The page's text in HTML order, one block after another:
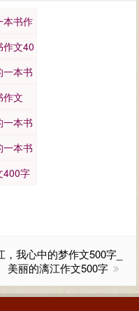
本书作
作文40
一本书
作文
一本书
一本书
400字
，我心中的梦作文500字_
美丽的漓江作文500字